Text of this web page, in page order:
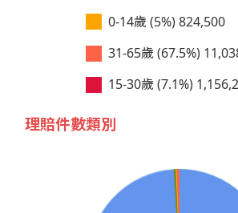
0-14歲 (5%) 824,500
31-65歲 (67.5%)
15-30歲 (7.1%)
理賠件數類別